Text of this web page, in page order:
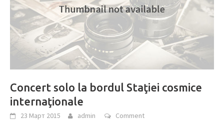
Concert solo la bordul Staţiei cosmice
internaţionale
23 Март 2015 admin Comment